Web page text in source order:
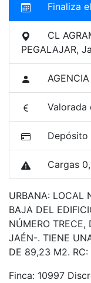
Finaliza
CL
PEGALAJAR,
Valorada
Depósito
Cargas
URBANA: LOCAL
BAJA DEL
NÚMERO
JAÉN-. TIENE
DE 89,23 M2.
Finca: 10997